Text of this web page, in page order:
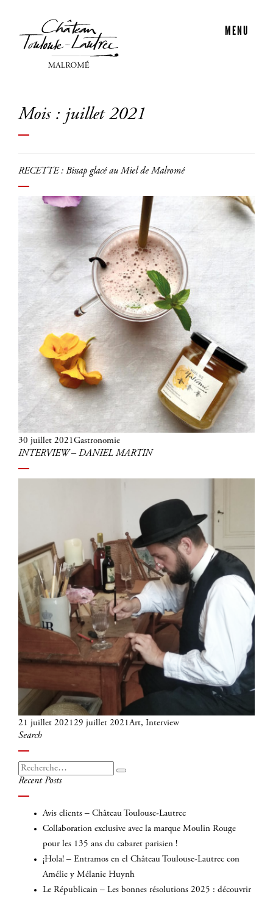
MENU
Mois : juillet 2021
RECETTE : Bissap glacé au Miel de Malromé
Publié
le
30 juillet 2021Catégories
Gastronomie
INTERVIEW – DANIEL MARTIN
Publié
le
21 juillet 202129 juillet 2021Catégories
Art, Interview
Search
Recherche
pour
:
Recherche
Recent Posts
Avis clients – Château Toulouse-Lautrec
Collaboration exclusive avec la marque Moulin Rouge
pour les 135 ans du cabaret parisien !
¡Hola! – Entramos en el Château Toulouse-Lautrec con
Amélie y Mélanie Huynh
Le Républicain – Les bonnes résolutions 2025 : découvrir